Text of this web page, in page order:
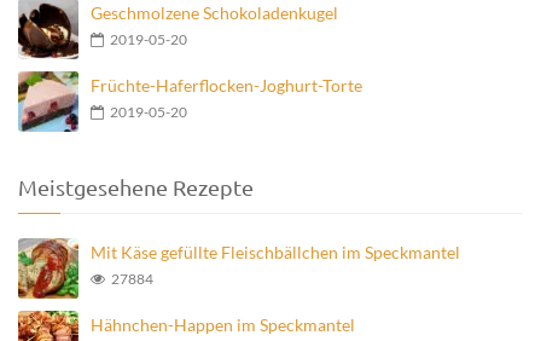
Geschmolzene Schokoladenkugel
2019-05-20
Früchte-Haferflocken-Joghurt-Torte
2019-05-20
Meistgesehene Rezepte
Mit Käse gefüllte Fleischbällchen im Speckmantel
27884
Hähnchen-Happen im Speckmantel